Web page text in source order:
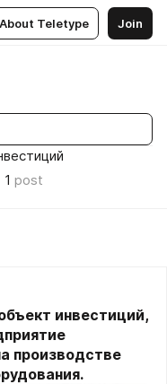
About Teletype Join
1 post
инвестиций,
производстве